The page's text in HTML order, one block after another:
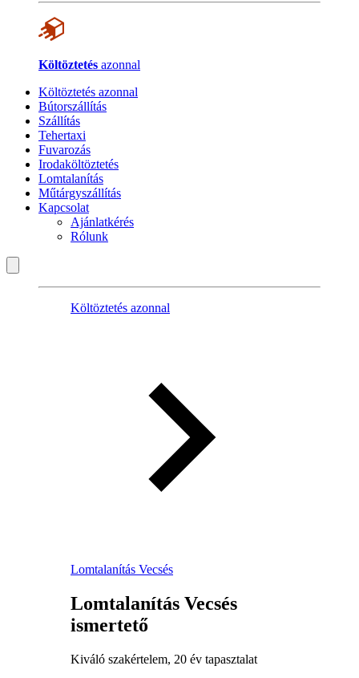
Költöztetés azonnal
Költöztetés azonnal
Bútorszállítás
Szállítás
Tehertaxi
Fuvarozás
Irodaköltöztetés
Lomtalanítás
Műtárgyszállítás
Kapcsolat
Ajánlatkérés
Rólunk
Költöztetés azonnal
Lomtalanítás Vecsés
Lomtalanítás Vecsés
ismertető
Kiváló szakértelem, 20 év tapasztalat